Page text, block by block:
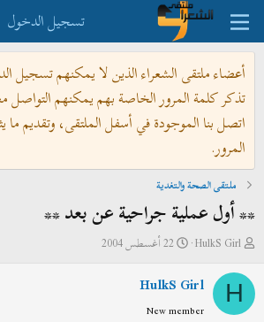
تسجيل الدخول
أعضاء ملتقى الشعراء الذين لا يمكنهم تسجيل
تذكر كلمة المرور الخاصة بهم يمكنهم
اتصل بنا الموجودة في أسفل الملتقى، وتقديم ما
المرور.
ملتقى الصحة والتغدية
** أول عملية جراحية عن بعد **
ب
د
ئ
HulkS Girl
ت
ر
22 أغسطس 2004
H
HulkS Girl
New member